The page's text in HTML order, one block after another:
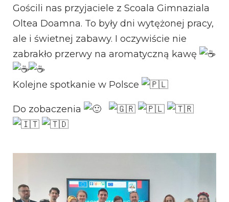
Gościli nas przyjaciele z Scoala Gimnaziala
Oltea Doamna. To były dni wytężonej pracy,
ale i świetnej zabawy. I oczywiście nie
zabrakło przerwy na aromatyczną kawę
Kolejne spotkanie w Polsce
Do zobaczenia